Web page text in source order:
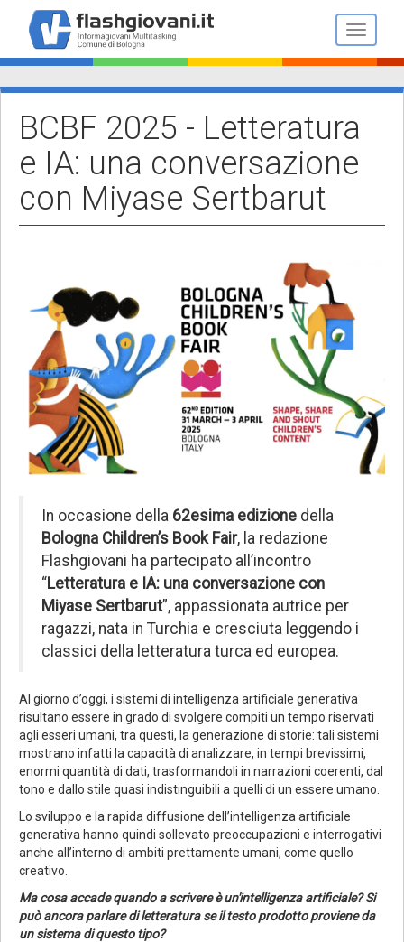
contenuto
principale
Toggle
BCBF 2025 - Letteratura
e IA: una conversazione
con Miyase Sertbarut
In occasione della 62esima edizione della
Bologna Children’s Book Fair, la redazione
Flashgiovani ha partecipato all’incontro
“Letteratura e IA: una conversazione con
Miyase Sertbarut”, appassionata autrice per
ragazzi, nata in Turchia e cresciuta leggendo i
classici della letteratura turca ed europea.
Al giorno d’oggi, i sistemi di intelligenza artificiale generativa
risultano essere in grado di svolgere compiti un tempo riservati
agli esseri umani, tra questi, la generazione di storie: tali sistemi
mostrano infatti la capacità di analizzare, in tempi brevissimi,
enormi quantità di dati, trasformandoli in narrazioni coerenti, dal
tono e dallo stile quasi indistinguibili a quelli di un essere umano.
Lo sviluppo e la rapida diffusione dell’intelligenza artificiale
generativa hanno quindi sollevato preoccupazioni e interrogativi
anche all’interno di ambiti prettamente umani, come quello
creativo.
Ma cosa accade quando a scrivere è un'intelligenza artificiale? Si
può ancora parlare di letteratura se il testo prodotto proviene da
un sistema di questo tipo?